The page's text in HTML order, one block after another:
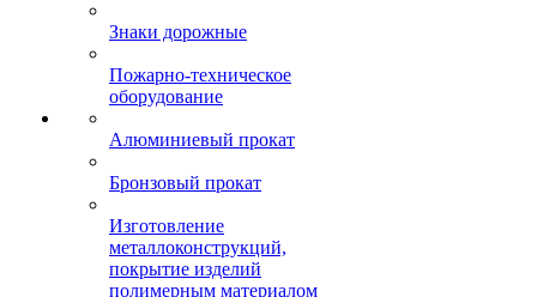
Знаки дорожные
Пожарно-техническое
оборудование
Алюминиевый прокат
Бронзовый прокат
Изготовление
металлоконструкций,
покрытие изделий
полимерным материалом